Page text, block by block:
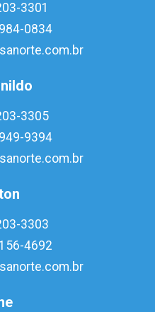
3301
0834
3305
9394
3303
4692